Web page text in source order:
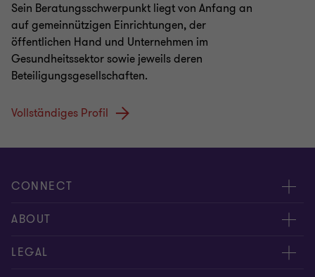
Sein Beratungsschwerpunkt liegt von Anfang an
auf gemeinnützigen Einrichtungen, der
öffentlichen Hand und Unternehmen im
Gesundheitssektor sowie jeweils deren
Beteiligungsgesellschaften.
Vollständiges Profil
CONNECT
Kontakt
Experten
ABOUT
Über uns
LEGAL